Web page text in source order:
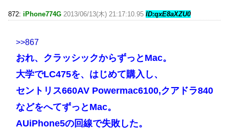
872: iPhone774G 2013/06/13(木) 21:17:10.95 ID:qxE8aXZU0
>>867
おれ、クラッシックからずっとMac。
大学でLC475を、はじめて購入し、
セントリス660AV Powermac6100,クアドラ840
などをへてずっとMac。
AUiPhone5の回線で失敗した。